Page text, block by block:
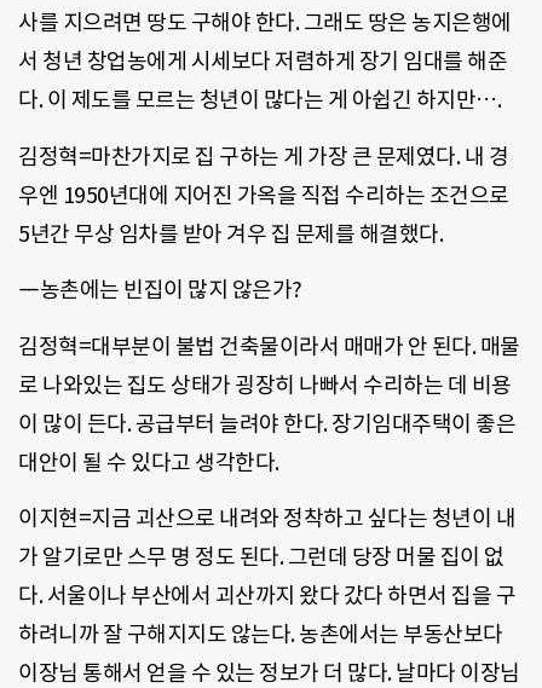
사를 지으려면 땅도 구해야 한다. 그래도 땅은 농지은행에
서 청년 창업농에게 시세보다 저렴하게 장기 임대를 해준
다. 이 제도를 모르는 청년이 많다는 게 아쉽긴 하지만….
김정혁=마찬가지로 집 구하는 게 가장 큰 문제였다. 내 경
우엔 1950년대에 지어진 가옥을 직접 수리하는 조건으로
5년간 무상 임차를 받아 겨우 집 문제를 해결했다.
―농촌에는 빈집이 많지 않은가?
김정혁=대부분이 불법 건축물이라서 매매가 안 된다. 매물
로 나와있는 집도 상태가 굉장히 나빠서 수리하는 데 비용
이 많이 든다. 공급부터 늘려야 한다. 장기임대주택이 좋은
대안이 될 수 있다고 생각한다.
이지현=지금 괴산으로 내려와 정착하고 싶다는 청년이 내
가 알기로만 스무 명 정도 된다. 그런데 당장 머물 집이 없
다. 서울이나 부산에서 괴산까지 왔다 갔다 하면서 집을 구
하려니까 잘 구해지지도 않는다. 농촌에서는 부동산보다
이장님 통해서 얻을 수 있는 정보가 더 많다. 날마다 이장님